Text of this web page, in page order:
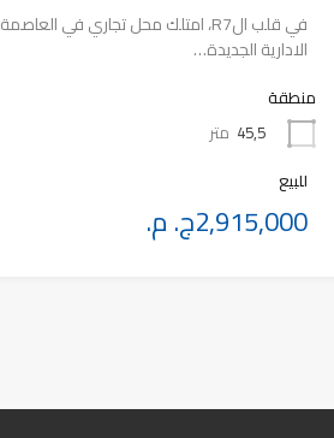
في قلب الR7، امتلك محل تجاري في العاصمة
الادارية الجديدة…
منطقة
45,5 متر
للبيع
2,915,000ج. م.